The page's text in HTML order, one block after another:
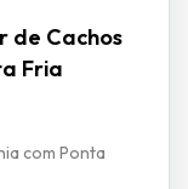
de Cachos
Fria
com Ponta